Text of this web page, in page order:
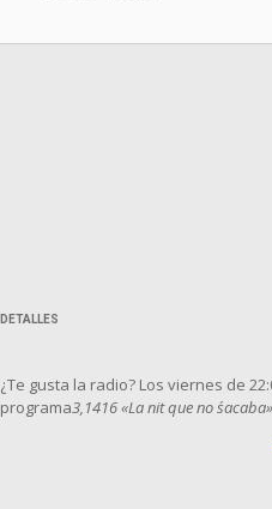
DETALLES
¿Te gusta la radio? Los viernes de
programa3,1416 «La nit que no s´acaba»